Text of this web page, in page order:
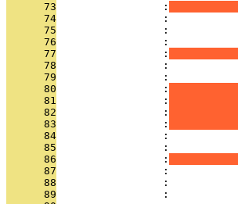
      73
                 :
      74
:
      75
:
      76
:
      77
                 :
      78
:
      79
:
      80
                 :
      81
                 :
      82
                 :
      83
                 :
      84
:
      85
:
      86
                 :
      87
:
      88
:
      89
: